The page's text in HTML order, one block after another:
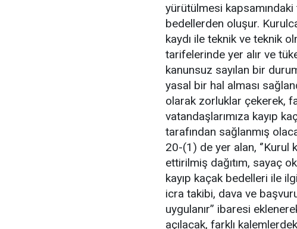
yürütülmesi
bedellerden oluşur.
kaydı ile teknik ve teknik
tarifelerinde yer alır ve
kanunsuz sayılan bir
yasal bir hal alması
olarak zorluklar çekerek,
vatandaşlarımıza kayıp
tarafından sağlanmış
20-(1) de yer alan,
ettirilmiş dağıtım, sayaç
kayıp kaçak bedelleri ile
icra takibi, dava ve
uygulanır’’ ibaresi
açılacak, farklı